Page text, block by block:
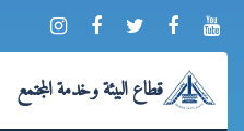
قطاع البيئة وخدمة المجتمع